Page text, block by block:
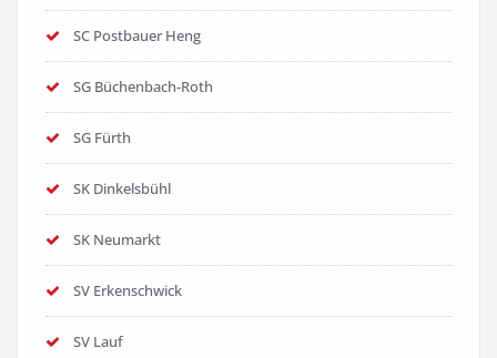
SC Postbauer Heng
SG Büchenbach-Roth
SG Fürth
SK Dinkelsbühl
SK Neumarkt
SV Erkenschwick
SV Lauf